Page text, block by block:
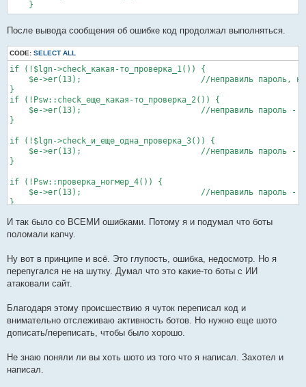
После вывода сообщения об ошибке код продолжал выполняться.
CODE: SELECT ALL
if (!$lgn->check_какая-то_проверка_1()) {
    $e->er(13);				//неправиль пароль, но код дальше исполнялся
}
if (!Psw::check_еще_какая-то_проверка_2()) {
    $e->er(13);				//неправиль пароль - тут тоже не было выхода
}
if (!$lgn->check_и_еще_одна_проверка_3()) {
    $e->er(13);				//неправиль пароль - тут тоже
}
if (!Psw::проверка_ногмер_4()) {
    $e->er(13);				//неправиль пароль -  и тут тоже
}
//А ПОТОМ ЕСЛИ ЛОГИН СУЩЕСТВОВАЛ, ШЛА ЗАГРУЗКА ПРОФИЛЯ И
UserProfile::load_user_profile($lgn->uid);	//загрука профиля
И так было со ВСЕМИ ошибками. Потому я и подумал что боты
поломали капчу.
Ну вот в принципе и всё. Это глупость, ошибка, недосмотр. Но я
перепугался не на шутку. Думал что это какие-то боты с ИИ
атаковали сайт.
Благодаря этому происшествию я чуток переписал код и
внимательно отслеживаю активность ботов. Но нужно еще шото
дописать/переписать, чтобы было хорошо.
Не знаю поняли ли вы хоть шото из того что я написал. Захотел и
написал.